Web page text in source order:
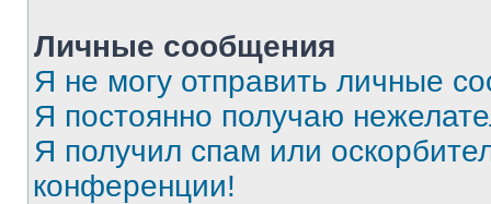
Личные сообщения
Я не могу отправить личные
Я постоянно получаю
Я получил спам или
конференции!